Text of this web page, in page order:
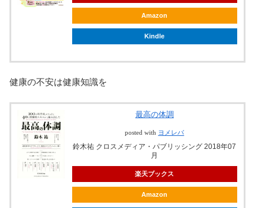
Amazon
Kindle
健康の不安は健康知識を
最高の体調
posted with ヨメレバ
鈴木祐 クロスメディア・パブリッシング 2018年07
月
楽天ブックス
Amazon